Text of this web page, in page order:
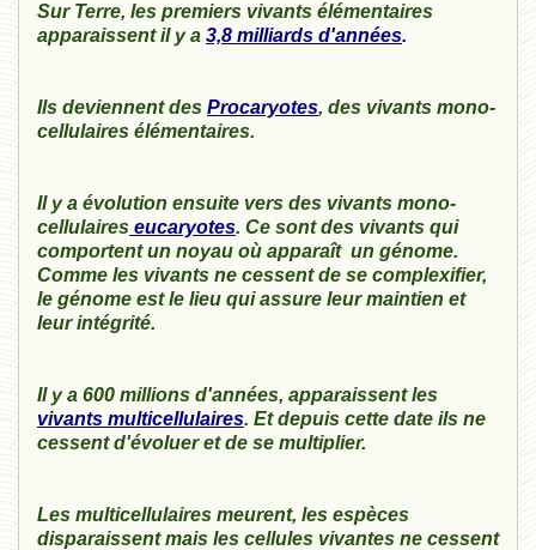
Sur Terre, les premiers vivants élémentaires
apparaissent il y a 3,8 milliards d'années.
Ils deviennent des Procaryotes, des vivants mono-
cellulaires élémentaires.
Il y a évolution ensuite vers des vivants mono-
cellulaires eucaryotes. Ce sont des vivants qui
comportent un noyau où apparaît un génome.
Comme les vivants ne cessent de se complexifier,
le génome est le lieu qui assure leur maintien et
leur intégrité.
Il y a 600 millions d'années, apparaissent les
vivants multicellulaires. Et depuis cette date ils ne
cessent d'évoluer et de se multiplier.
Les multicellulaires meurent, les espèces
disparaissent mais les cellules vivantes ne cessent